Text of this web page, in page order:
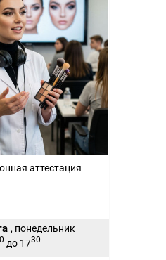
аттестация
, понедельник
до 1730